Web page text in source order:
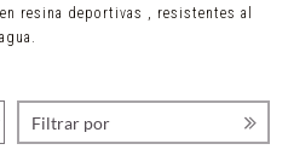
resina deportivas , resistentes al
agua.
Filtrar por